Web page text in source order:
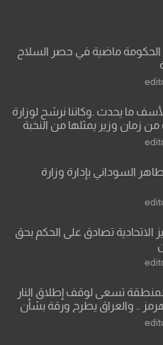
الحكومة ماضية في حصر السلاح
ما يحدث .وكاننا نرشح لوزارة
( الثقافة ) التي ماتت من زمان وزير يمثلها من النخبة
العراقية..
السوداني بإدارة وزارة
الاتحادية تصادق على الحكم بحق
تسعى لوقف إطلاق النار
.. والعراق يطرح ورقة بشأن